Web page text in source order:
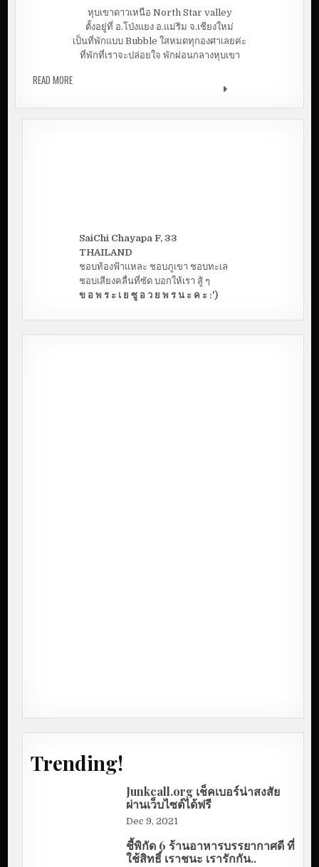
หุบเขาดาวเหนือ North Star valley
ตั้งอยู่ที่ อ.โป่งแยง อ.แม่ริม จ.เชียงใหม่
เป็นที่พักแบบ Bubble ใสหมดทุกองศาเลยค่ะ
ที่พักที่เราจะปล่อยใจ พักผ่อนกลางหุบเขา
READ MOREหุบเขาดาวเหนือ NORTH STAR VALLEY | นอนเต๊นท์บอลลูน
SaiChi Chayapa F, 33
THAILAND
ชอบท้องฟ้าแหละ ชอบภูเขา ชอบทะเล
ชอบเสียงคลื่นที่ซัด บอกให้เรา สู้ ๆ
ข อ พ ร ะ เ ย ซู อ ว ย พ ร น ะ ค ะ :')
Trending!
Junkcall.org เช็คเบอร์น่าสงสัย
ผ่านเว็บไซต์ได้ฟรี
Dec 9, 2021
ชี้พิกัด 6 ร้านอาหารบรรยากาศดี ที่
ใช้สิทธิ์ เราชนะ เรารักกัน..